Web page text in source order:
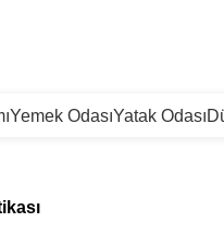
Yemek OdasıYatak Odası